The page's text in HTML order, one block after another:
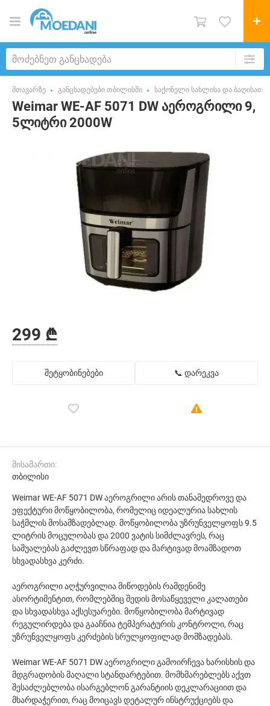
მთავარზე განცხადებები თბილისში საქონელი სახლისა და
Weimar WE-AF 5071 DW აეროგრილი 9,
5ლიტრი 2000W
299 ₾
შეტყობინებები 📞 დარეკვა
მისამართი:
თბილისი
Weimar WE-AF 5071 DW აეროგრილი არის თანამედროვე და
ეფექტური მოწყობილობა, რომელიც იდეალურია სახლის
საჭმლის მოსამზადებლად. მოწყობილობა უზრუნველყოფს 9.5
ლიტრის მოცულობას და 2000 ვატის სიმძლავრეს, რაც
საშუალებას გაძლევთ სწრაფად და მარტივად მოამზადოთ
სხვადასხვა კერძი.
აეროგრილი აღჭურვილია მიწოდების რამდენიმე
ასორტიმენტით, რომლებშიც შედის მოსაწყეველი კალათები
და სხვადასხვა აქსესუარები. მოწყობილობა მარტივად
რეგულირდება და გააჩნია ტემპერატურის კონტროლი, რაც
უზრუნველყოფს კერძების სრულყოფილად მომზადებას.
Weimar WE-AF 5071 DW აეროგრილი გამოირჩევა ხარისხის და
მდგრადობის მაღალი სტანდარტებით. მომხმარებლებს აქვთ
შესაძლებლობა ისარგებლონ გარანტიის დეკლარაციით და
მხარდაჭერით, რაც მოიცავს დეტალურ ინსტრუქციებს და